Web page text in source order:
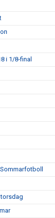
i 1/8-final
torsdag